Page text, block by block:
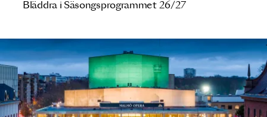
Bläddra i Säsongsprogrammet 26/27